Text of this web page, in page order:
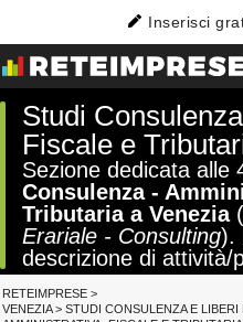
Inserisci
Studi
Fiscale e
Sezione dedicata alle
Consulenza -
Tributaria a Venezia(
Erariale - Consulting).
descrizione di attività/
RETEIMPRESE >
VENEZIA> STUDI CONSULENZA E LIBERI